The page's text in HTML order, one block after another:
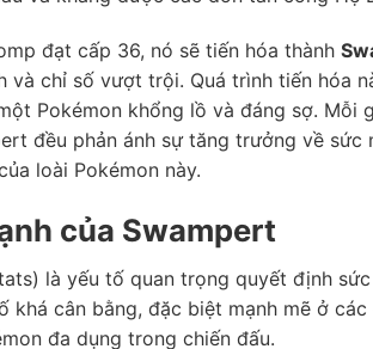
đạt cấp 36, nó sẽ tiến hóa thành
và chỉ số vượt trội. Quá trình tiến hóa
Pokémon khổng lồ và đáng sợ. Mỗi
đều phản ánh sự tăng trưởng về sức
loài Pokémon này.
của Swampert
là yếu tố quan trọng quyết định
khá cân bằng, đặc biệt mạnh mẽ ở
đa dụng trong chiến đấu.